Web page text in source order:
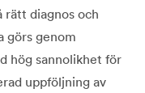
rätt diagnos och
görs genom
hög sannolikhet för
uppföljning av